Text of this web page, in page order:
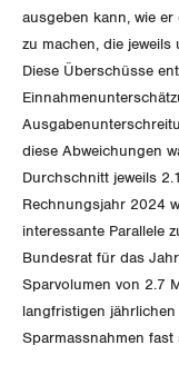
Zürich
ausgeben kann, wie
zu machen, die jeweils
Diese Überschüsse
diese Abweichungen
Durchschnitt jeweils
Rechnungsjahr 2024
interessante Parallele
Bundesrat für das
Sparvolumen von 2.7
langfristigen
Sparmassnahmen